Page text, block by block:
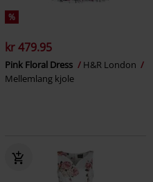
%
kr 479.95
Pink Floral Dress
H&R London
Mellemlang kjole